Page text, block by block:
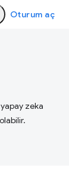
Oturum aç
zeka